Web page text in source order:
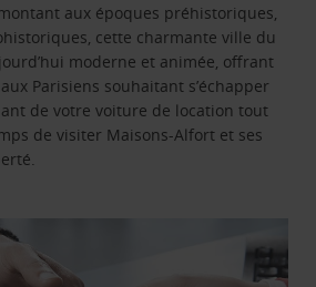
aux époques préhistoriques,
cette charmante ville du
moderne et animée, offrant
Parisiens souhaitant s’échapper
de votre voiture de location tout
de visiter Maisons-Alfort et ses